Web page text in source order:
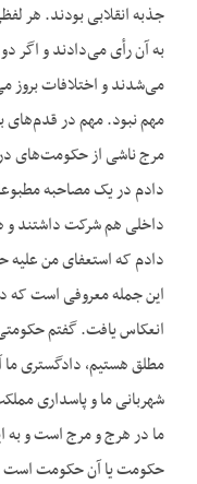
جذبه انقلابی بودند. هر
به آن رأی می‌‌دادند و اگر
می‌‌شدند و اختلافات بروز
مهم نبود. مهم در قدم‌‌های
مرج ناشی از حکومت‌‌های در
دادم در یک مصاحبه
داخلی هم شرکت داشتند و
دادم که استعفای من
این جمله معروفی است که
انعکاس یافت. گفتم حکومتی
مطلق هستیم، دادگستری ما
شهربانی ما و پاسداری
ما در هرج و مرج است و به
حکومت یا آن حکومت است